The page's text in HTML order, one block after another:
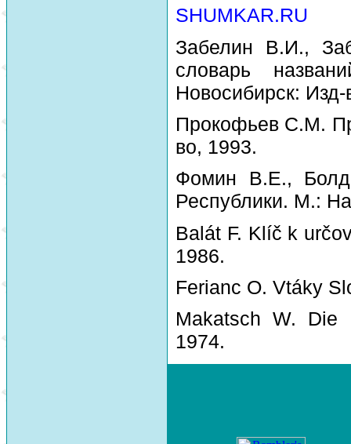
SHUMKAR.RU
Забелин В.И.,
словарь
Новосибирск:
Прокофьев С.М.
во, 1993.
Фомин В.Е., Болд
Республики. М.:
Balát F. Klíč k
1986.
Ferianc O. Vtáky
Makatsch W. Die
1974.